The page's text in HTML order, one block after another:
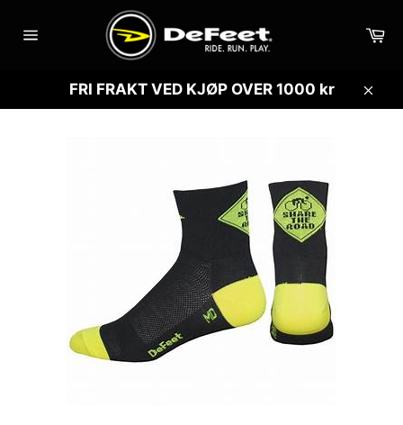
videre
Sidenavigasjon
FRI FRAKT VED KJØP OVER 1000 kr
Lukk